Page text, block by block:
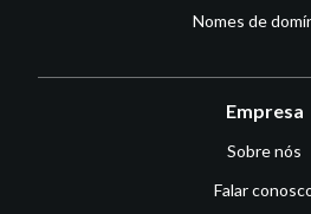
Nomes de
Empresa
Sobre nós
Falar